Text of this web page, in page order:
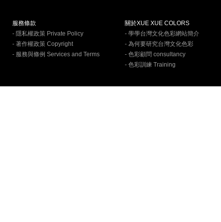
服務條款
- 隱私權政策 Private Policy
- 著作權政策 Copyright
- 服務與條例 Services and Terms
關於XUE XUE COLORS
- 學學台灣文化色彩網站簡介
- 為何要研究台灣文化色彩
- 色彩顧問 consultancy
- 色彩訓練 Training